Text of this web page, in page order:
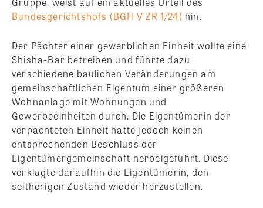
Bundesgerichtshofs (BGH V ZR 1/24) hin.
Der Pächter einer gewerblichen Einheit wollte eine
Shisha-Bar betreiben und führte dazu
verschiedene baulichen Veränderungen am
gemeinschaftlichen Eigentum einer größeren
Wohnanlage mit Wohnungen und
Gewerbeeinheiten durch. Die Eigentümerin der
verpachteten Einheit hatte jedoch keinen
entsprechenden Beschluss der
Eigentümergemeinschaft herbeigeführt. Diese
verklagte daraufhin die Eigentümerin, den
seitherigen Zustand wieder herzustellen.